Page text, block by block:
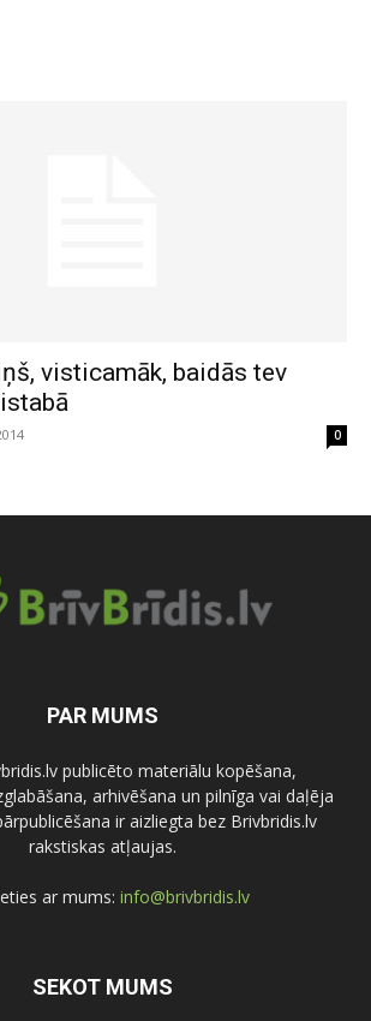
visticamāk, baidās tev
0
PAR MUMS
publicēto materiālu kopēšana,
arhivēšana un pilnīga vai daļēja
ir aizliegta bez Brivbridis.lv
rakstiskas atļaujas.
ar mums: info@brivbridis.lv
SEKOT MUMS